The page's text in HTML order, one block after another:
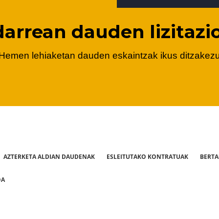
dauden
lehiaketan dauden eskaintzak ikus